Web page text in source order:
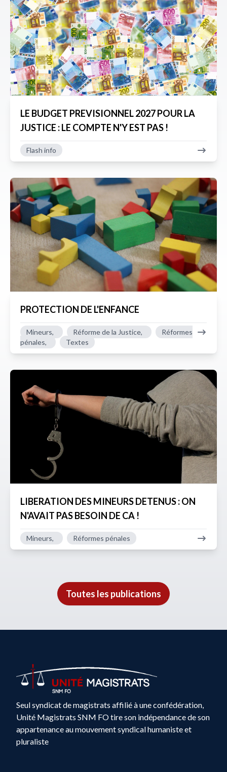
LE BUDGET PREVISIONNEL 2027 POUR LA
JUSTICE : LE COMPTE N'Y EST PAS !
Flash info
PROTECTION DE L'ENFANCE
Mineurs, Réforme de la Justice,
Réformes
pénales,
Textes
LIBERATION DES MINEURS DETENUS : ON
N'AVAIT PAS BESOIN DE CA !
Mineurs, Réformes pénales
Toutes les publications
Seul syndicat de magistrats affilié à une confédération,
Unité Magistrats SNM FO tire son indépendance de son
appartenance au mouvement syndical humaniste et
pluraliste